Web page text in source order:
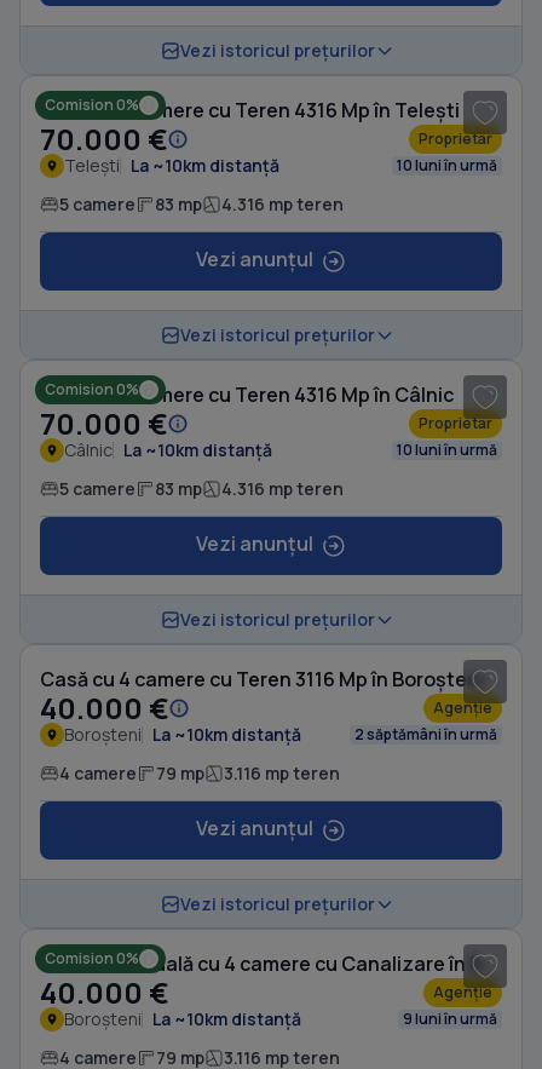
Vezi istoricul prețurilor
Comision 0%
Casă cu 5 camere cu Teren 4316 Mp în Telești
70.000 € Proprietar
Telești La ~10km distanță 10 luni în urmă
5 camere 83 mp 4.316 mp teren
Vezi anunțul
Vezi istoricul prețurilor
Comision 0%
Casă cu 5 camere cu Teren 4316 Mp în Câlnic
70.000 € Proprietar
Câlnic La ~10km distanță 10 luni în urmă
5 camere 83 mp 4.316 mp teren
Vezi anunțul
Vezi istoricul prețurilor
Casă cu 4 camere cu Teren 3116 Mp în Boroșteni
40.000 € Agenție
Boroșteni La ~10km distanță 2 săptămâni în urmă
4 camere 79 mp 3.116 mp teren
Vezi anunțul
Vezi istoricul prețurilor
Comision 0% Casă individuală cu 4 camere cu Canalizare în Boroșteni
40.000 € Agenție
Boroșteni La ~10km distanță 9 luni în urmă
4 camere 79 mp 3.116 mp teren